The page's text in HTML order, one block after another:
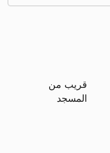
قريب من
المسجد